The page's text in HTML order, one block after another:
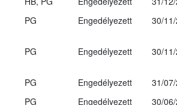
PG Engedélyezett
30/
PG Engedélyezett 30/
PG Engedélyezett
31/
PG Engedélyezett
30/